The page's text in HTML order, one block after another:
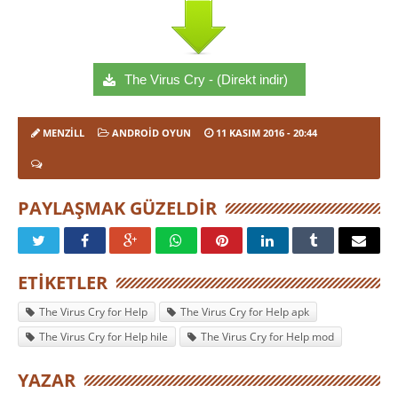
The Virus Cry - (Direkt indir)
MENZILL ANDROID OYUN 11 KASIM 2016 - 20:44
PAYLAŞMAK GÜZELDIR
ETIKETLER
The Virus Cry for Help
The Virus Cry for Help apk
The Virus Cry for Help hile
The Virus Cry for Help mod
YAZAR